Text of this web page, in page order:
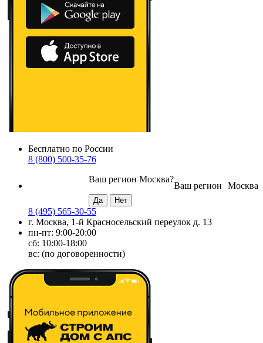
Бесплатно по России
8 (800) 500-35-76
Москва
Ваш регион
Ваш регион Москва?
8 (495) 565-30-55
г. Москва, 1-й Красносельский переулок д. 13
пн-пт: 9:00-20:00
сб: 10:00-18:00
вс: (по договоренности)